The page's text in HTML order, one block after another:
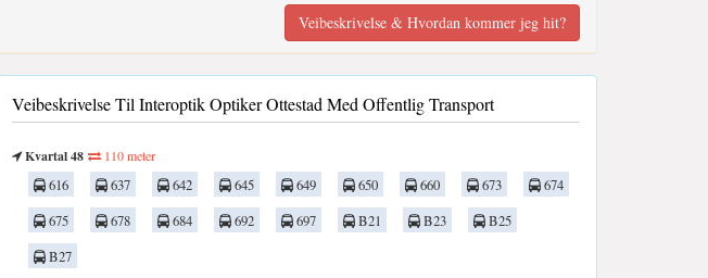
Veibeskrivelse & Hvordan kommer jeg hit?
Veibeskrivelse Til Interoptik Optiker Ottestad Med Offentlig Transport
Kvartal 48 110 meter
616 637 642 645 649 650 660 673
674
675
678 684 692 697 B21 B23
B25
B27